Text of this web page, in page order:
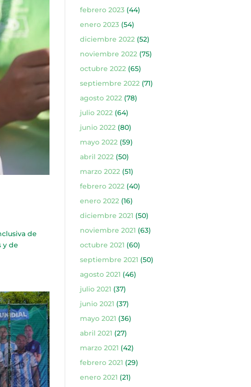
de
y de
febrero 2023(44)
enero 2023(54)
diciembre 2022(52)
noviembre 2022(75)
octubre 2022(65)
septiembre 2022(71)
agosto 2022(78)
julio 2022(64)
junio 2022(80)
mayo 2022(59)
abril 2022(50)
marzo 2022(51)
febrero 2022(40)
enero 2022(16)
diciembre 2021 (50)
noviembre 2021 (63)
octubre 2021 (60)
septiembre 2021 (50)
agosto 2021 (46)
julio 2021 (37)
junio 2021 (37)
mayo 2021 (36)
abril 2021 (27)
marzo 2021 (42)
febrero 2021 (29)
enero 2021 (21)